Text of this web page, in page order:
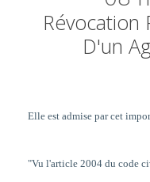
Révocation
D'un
Elle est admise par cet
"Vu l'article 2004 du code